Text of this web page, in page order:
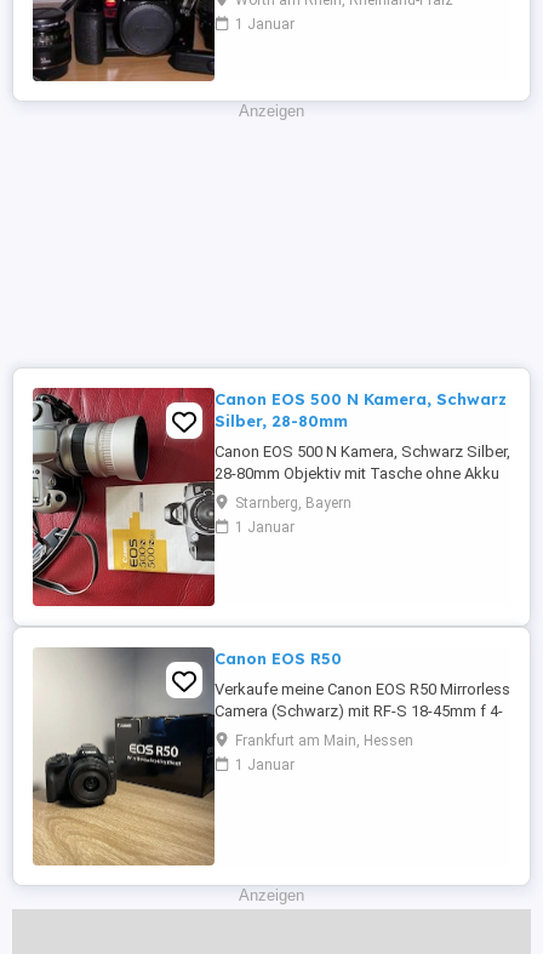
http://www.phoscope.com/canon-eos-
10-p-61.html?language=de Mit dabei ist
Skylight 1B 52mm Filter und
Sonnenblende und ...
1 Januar
Anzeigen
Canon EOS 500 N Kamera, Schwarz
Silber, 28-80mm
Canon EOS 500 N Kamera, Schwarz Silber,
28-80mm Objektiv mit Tasche ohne Akku
inkl. eingelegtem Film , ungeprüft guter
Zustand Porto 7 Privatverkauf, keine
Garantie, Rücknahme
Starnberg, Bayern
1 Januar
Canon EOS R50
Verkaufe meine Canon EOS R50 Mirrorless
Camera (Schwarz) mit RF-S 18-45mm f 4-
6.3 IS STM Objektiv in absolutem
Neuzustand. Kaum genutzt, keinerlei
Kratzer oder Gebrauchsspuren.
Frankfurt am Main, Hessen
1 Januar
Anzeigen